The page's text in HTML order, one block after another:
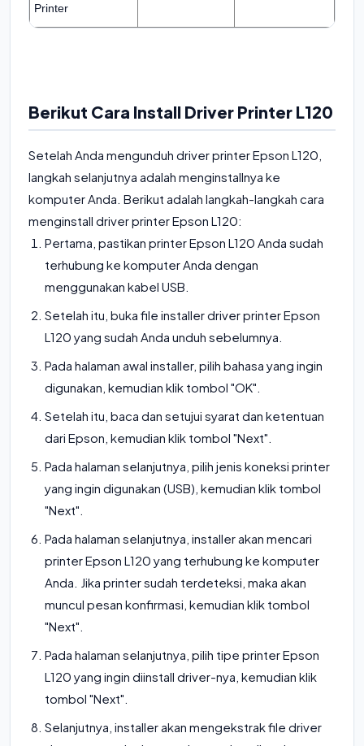
Printer
Berikut Cara Install Driver Printer L120
Setelah Anda mengunduh driver printer Epson L120,
langkah selanjutnya adalah menginstallnya ke
komputer Anda. Berikut adalah langkah-langkah cara
menginstall driver printer Epson L120:
Pertama, pastikan printer Epson L120 Anda sudah
terhubung ke komputer Anda dengan
menggunakan kabel USB.
Setelah itu, buka file installer driver printer Epson
L120 yang sudah Anda unduh sebelumnya.
Pada halaman awal installer, pilih bahasa yang ingin
digunakan, kemudian klik tombol "OK".
Setelah itu, baca dan setujui syarat dan ketentuan
dari Epson, kemudian klik tombol "Next".
Pada halaman selanjutnya, pilih jenis koneksi printer
yang ingin digunakan (USB), kemudian klik tombol
"Next".
Pada halaman selanjutnya, installer akan mencari
printer Epson L120 yang terhubung ke komputer
Anda. Jika printer sudah terdeteksi, maka akan
muncul pesan konfirmasi, kemudian klik tombol
"Next".
Pada halaman selanjutnya, pilih tipe printer Epson
L120 yang ingin diinstall driver-nya, kemudian klik
tombol "Next".
Selanjutnya, installer akan mengekstrak file driver